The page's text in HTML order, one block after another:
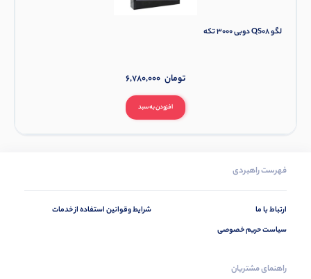
لگو QS08 دوبی 3000 تکه
افزودن به سبد
6,780,000 تومان
فهرست راهبردی
ارتباط با ما
سیاست حریم خصوصی
شرایط وقوانین استفاده از خدمات
راهنمای مشتریان